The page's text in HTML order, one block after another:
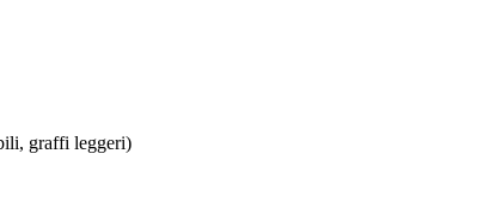
graffi leggeri)